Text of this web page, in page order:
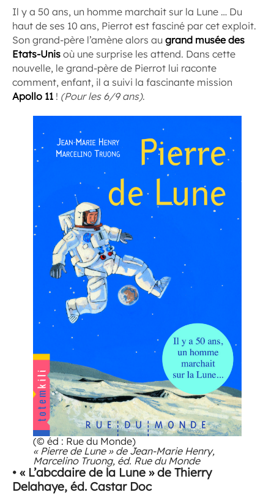
Il y a 50 ans, un homme marchait sur la Lune … Du
haut de ses 10 ans, Pierrot est fasciné par cet exploit.
Son grand-père l’amène alors au grand musée des
Etats-Unis où une surprise les attend. Dans cette
nouvelle, le grand-père de Pierrot lui raconte
comment, enfant, il a suivi la fascinante mission
Apollo 11 ! (Pour les 6/9 ans).
(© éd : Rue du Monde)
« Pierre de Lune » de Jean-Marie Henry,
Marcelino Truong, éd. Rue du Monde
• « L’abcdaire de la Lune » de Thierry
Delahaye, éd. Castar Doc